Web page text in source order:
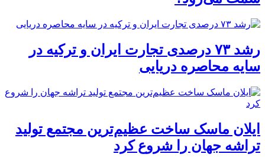
رشد ۷۳ درصدی تجارت ایران و ترکیه در
سایه محاصره دریایی
ایلان ماسک ساخت عظیم‌ترین مجتمع تولید
تراشه جهان را شروع کرد